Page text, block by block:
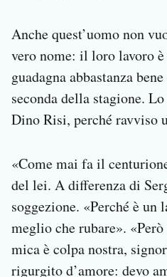
Anche quest’uomo non
vero nome: il loro lavoro è
guadagna abbastanza
seconda della stagione.
Dino Risi, perché ravviso
«Come mai fa il
del lei. A differenza di
soggezione. «Perché è un
meglio che rubare».
mica è colpa nostra,
rigurgito d’amore: devo